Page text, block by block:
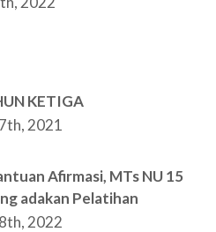
KETIGA
2021
Afirmasi, MTs NU 15
adakan Pelatihan
2022